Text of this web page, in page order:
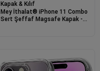
Kapak & Kılıf
Mey İthalat® iPhone 11 Combo
Sert Şeffaf Magsafe Kapak -